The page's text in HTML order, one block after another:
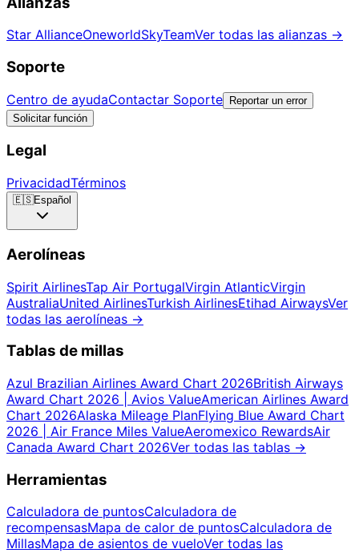
Star AllianceOneworldSkyTeamVer todas las alianzas →
Soporte
Centro de ayudaContactar Soporte Reportar un error
Solicitar función
Legal
PrivacidadTérminos
🇪🇸Español
Aerolíneas
Spirit AirlinesTap Air PortugalVirgin AtlanticVirgin
AustraliaUnited AirlinesTurkish AirlinesEtihad AirwaysVer
todas las aerolíneas →
Tablas de millas
Azul Brazilian Airlines Award Chart 2026British Airways
Award Chart 2026 | Avios ValueAmerican Airlines Award
Chart 2026Alaska Mileage PlanFlying Blue Award Chart
2026 | Air France Miles ValueAeromexico RewardsAir
Canada Award Chart 2026Ver todas las tablas →
Herramientas
Calculadora de puntosCalculadora de
recompensasMapa de calor de puntosCalculadora de
MillasMapa de asientos de vueloVer todas las